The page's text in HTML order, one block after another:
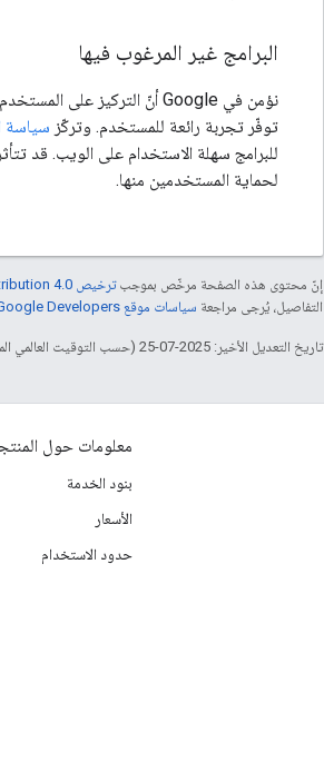
البرامج غير المرغوب فيها
نؤمن في Google أنّ التركيز على المستخدم يأتي في المقام الأول قبل أيّ شيء آخر. وفي
توفّر تجربة رائعة للمستخدم. وتركّز سياسة
للبرامج سهلة الاستخدام على الويب. قد
لحماية المستخدمين منها.
إنّ محتوى هذه الصفحة مرخّص بموجبترخيص Creative Commons Attribution 4.0‏
التفاصيل، يُرجى مراجعة سياسات موقع Google Developers‏
تاريخ التعديل الأخير: 2025-07-25 (حسب التوقيت العالمي المتفَّق عليه)
معلومات حول
بنود الخدمة
الأسعار
حدود الاستخدام